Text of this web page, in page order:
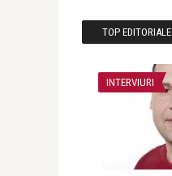
TOP EDITORIALE
INTERVIURI